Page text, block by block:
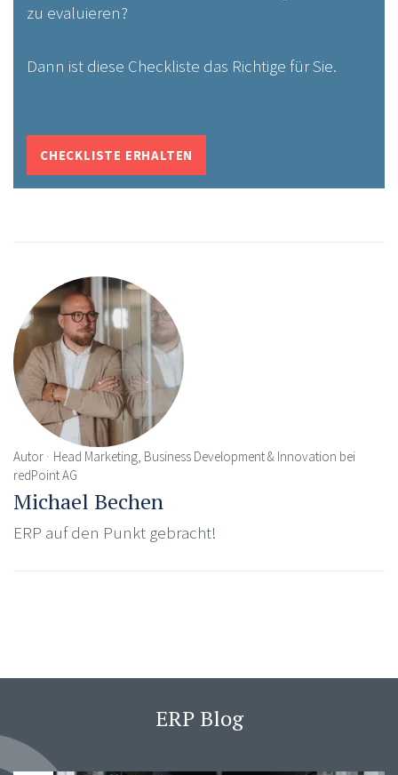
zu evaluieren?
Dann ist diese Checkliste das Richtige für Sie.
CHECKLISTE ERHALTEN
Autor
Head Marketing, Business Development & Innovation bei
redPoint AG
Michael Bechen
ERP auf den Punkt gebracht!
ERP Blog